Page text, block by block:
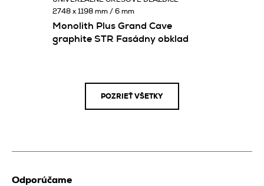
Monolith Plus Grand Cave
graphite STR Fasádny obklad
2748 x 1198 mm / 6 mm
POZRIEŤ VŠETKY
Odporúčame